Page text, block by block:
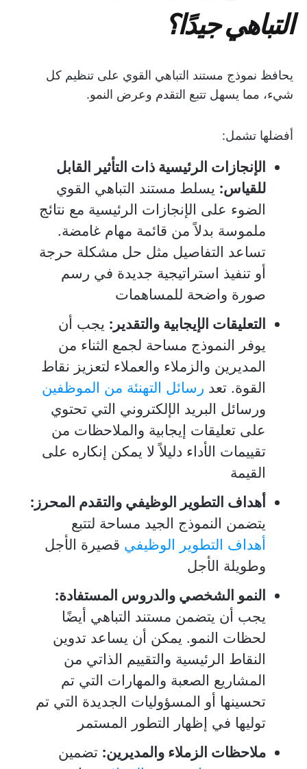
التباهي جيدًا؟
يحافظ نموذج مستند التباهي القوي على تنظيم كل
شيء، مما يسهل تتبع التقدم وعرض النمو.
أفضلها تشمل:
الإنجازات الرئيسية ذات التأثير القابل
للقياس: يسلط مستند التباهي القوي
الضوء على الإنجازات الرئيسية مع نتائج
ملموسة بدلاً من قائمة مهام غامضة.
تساعد التفاصيل مثل حل مشكلة حرجة
أو تنفيذ استراتيجية جديدة في رسم
صورة واضحة للمساهمات
التعليقات الإيجابية والتقدير: يجب أن
يوفر النموذج مساحة لجمع الثناء من
المديرين والزملاء والعملاء لتعزيز نقاط
القوة. تعد رسائل التهنئة من الموظفين
ورسائل البريد الإلكتروني التي تحتوي
على تعليقات إيجابية والملاحظات من
تقييمات الأداء دليلاً لا يمكن إنكاره على
القيمة
أهداف التطوير الوظيفي والتقدم المحرز:
يتضمن النموذج الجيد مساحة لتتبع
أهداف التطوير الوظيفي قصيرة الأجل
وطويلة الأجل
النمو الشخصي والدروس المستفادة:
يجب أن يتضمن مستند التباهي أيضًا
لحظات النمو. يمكن أن يساعد تدوين
النقاط الرئيسية والتقييم الذاتي من
المشاريع الصعبة والمهارات التي تم
تحسينها أو المسؤوليات الجديدة التي تم
توليها في إظهار التطور المستمر
ملاحظات الزملاء والمديرين: تضمين